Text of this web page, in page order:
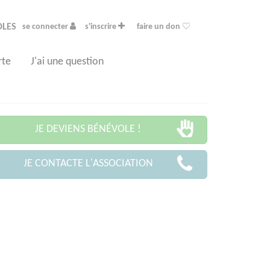
se connecter s'inscrire faire un don
J'ai une question
JE DEVIENS BÉNÉVOLE !
JE CONTACTE L'ASSOCIATION